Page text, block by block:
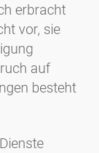
erbracht
vor, sie
auf
besteht